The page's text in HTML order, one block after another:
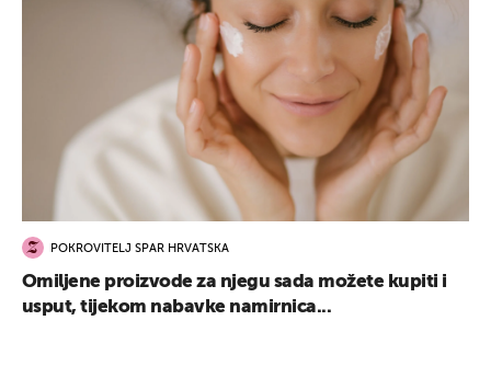
POKROVITELJ SPAR HRVATSKA
Omiljene proizvode za njegu sada možete kupiti i
usput, tijekom nabavke namirnica...